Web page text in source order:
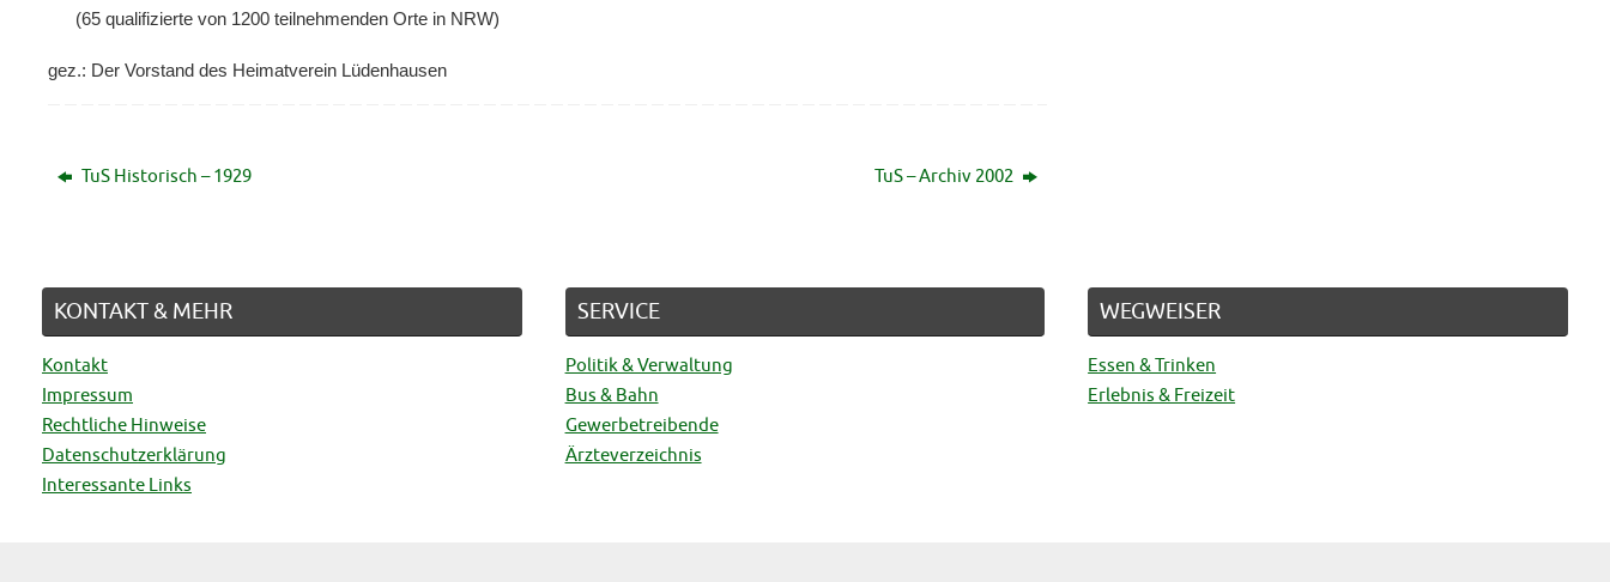
(65 qualifizierte von 1200 teilnehmenden Orte in NRW)
gez.: Der Vorstand des Heimatverein Lüdenhausen
TuS Historisch – 1929 TuS – Archiv 2002
KONTAKT & MEHR
Kontakt
Impressum
Rechtliche Hinweise
Datenschutzerklärung
Interessante Links
SERVICE
Politik & Verwaltung
Bus & Bahn
Gewerbetreibende
Ärzteverzeichnis
WEGWEISER
Essen & Trinken
Erlebnis & Freizeit